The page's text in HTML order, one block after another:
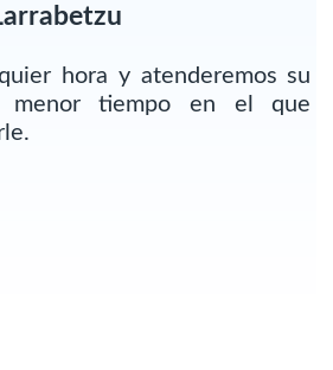
hora y atenderemos su
menor tiempo en el que